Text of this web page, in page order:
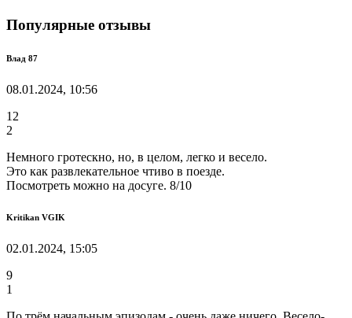
Популярные отзывы
Влад 87
08.01.2024, 10:56
12
2
Немного гротескно, но, в целом, легко и весело.
Это как развлекательное чтиво в поезде.
Посмотреть можно на досуге. 8/10
Kritikan VGIK
02.01.2024, 15:05
9
1